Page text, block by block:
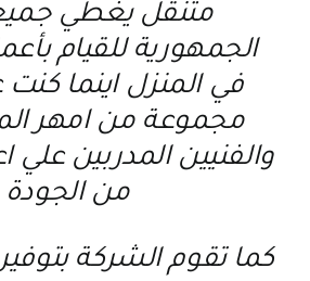
متنقل يغطي
الجمهورية للقيام
في المنزل اينما
مجموعة من امهر
والفنيين المدربين
من الجودة
كما تقوم الشركة